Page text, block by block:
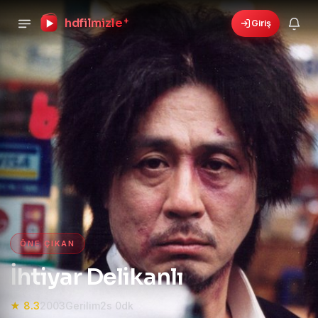
hdfilmizle + Giriş
🎁 6 yeni fırsat! Bonusları gör›
HD Film izle — HD Film İzle,
ÖNE ÇIKAN
İhtiyar Delikanlı
★ 8.32003 Gerilim2s 0dk